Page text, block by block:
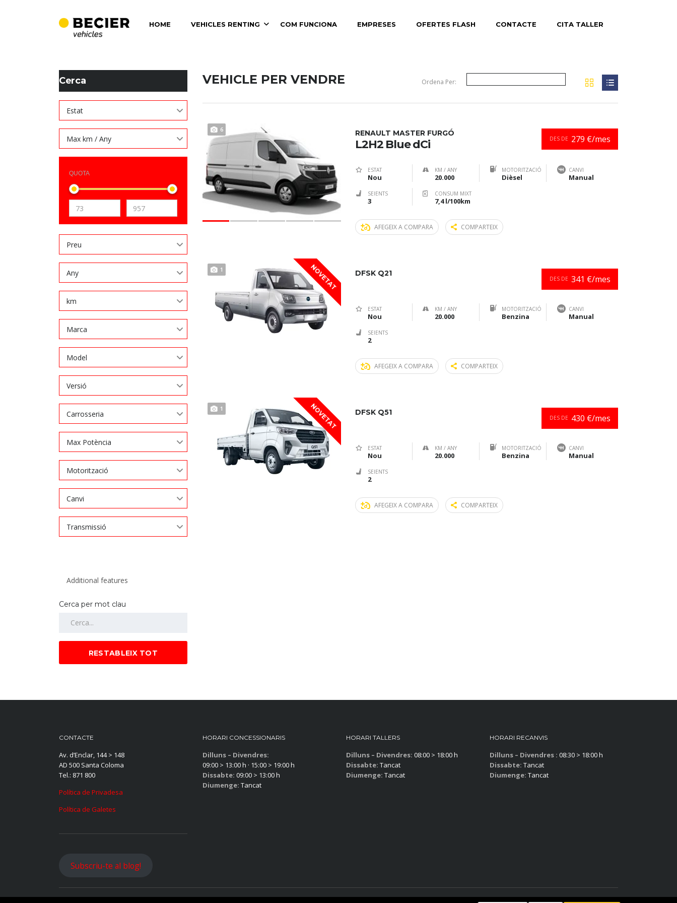
HOME VEHICLES RENTING COM FUNCIONA EMPRESES OFERTES FLASH CONTACTE CITA TALLER
BECIER MOBILITAT
Cerca
Estat
Max km / Any
QUOTA
Preu
Any
km
Marca
Model
Versió
Carrosseria
Max Potència
Motorització
Canvi
Transmissió
Cerca per mot clau
RESTABLEIX TOT
VEHICLE PER VENDRE Ordena Per:
6
DES DE 279 €/mes
RENAULT MASTER FURGÓ
L2H2 Blue dCi
ESTAT
Nou
KM / ANY
20.000
MOTORITZACIÓ
Dièsel
CANVI
Manual
SEIENTS
3
CONSUM MIXT
7,4 l/100km
AFEGEIX A COMPARA COMPARTEIX
1 NOVETAT DES DE 341 €/mes
DFSK Q21
ESTAT
Nou
KM / ANY
20.000
MOTORITZACIÓ
Benzina
CANVI
Manual
SEIENTS
2
AFEGEIX A COMPARA COMPARTEIX
1 NOVETAT DES DE 430 €/mes
DFSK Q51
ESTAT
Nou
KM / ANY
20.000
MOTORITZACIÓ
Benzina
CANVI
Manual
SEIENTS
2
AFEGEIX A COMPARA COMPARTEIX
CONTACTE
Av. d’Enclar, 144 > 148
AD 500 Santa Coloma
Tel.: 871 800
Política de Privadesa
Política de Galetes
HORARI CONCESSIONARIS
Dilluns – Divendres:
09:00 > 13:00 h · 15:00 > 19:00 h
Dissabte: 09:00 > 13:00 h
Diumenge: Tancat
HORARI TALLERS
Dilluns – Divendres: 08:00 > 18:00 h
Dissabte: Tancat
Diumenge: Tancat
HORARI RECANVIS
Dilluns – Divendres : 08:30 > 18:00 h
Dissabte: Tancat
Diumenge: Tancat
Subscriu-te al blog!